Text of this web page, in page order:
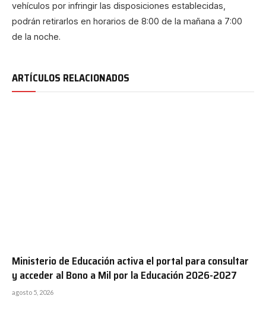
vehículos por infringir las disposiciones establecidas,
podrán retirarlos en horarios de 8:00 de la mañana a 7:00
de la noche.
ARTÍCULOS RELACIONADOS
Ministerio de Educación activa el portal para consultar
y acceder al Bono a Mil por la Educación 2026-2027
agosto 5, 2026